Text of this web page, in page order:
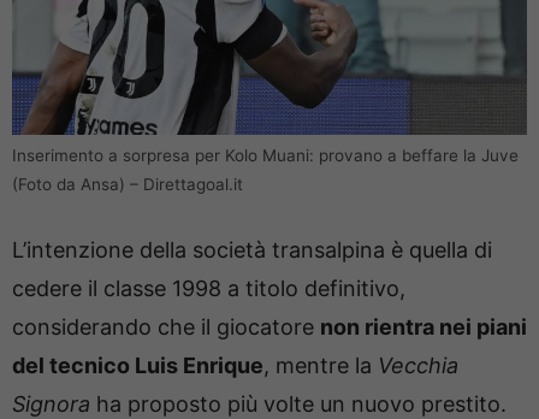
Inserimento a sorpresa per Kolo Muani: provano a beffare la Juve
(Foto da Ansa) – Direttagoal.it
L’intenzione della società transalpina è quella di
cedere il classe 1998 a titolo definitivo,
considerando che il giocatore non rientra nei piani
del tecnico Luis Enrique, mentre la Vecchia
Signora ha proposto più volte un nuovo prestito.